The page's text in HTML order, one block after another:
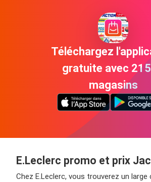
Téléchargez
gratuite avec
magasins
E.Leclerc promo et prix
Chez E.Leclerc, vous trouverez un large